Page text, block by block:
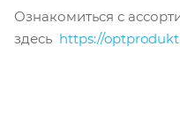
Ознакомиться с
здесь https://